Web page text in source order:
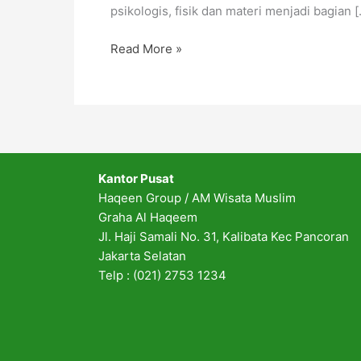
psikologis, fisik dan materi menjadi bagian
Read More »
Kantor Pusat
Haqeen Group / AM Wisata Muslim
Graha Al Haqeem
Jl. Haji Samali No. 31, Kalibata Kec Pancoran
Jakarta Selatan
Telp : (021) 2753 1234